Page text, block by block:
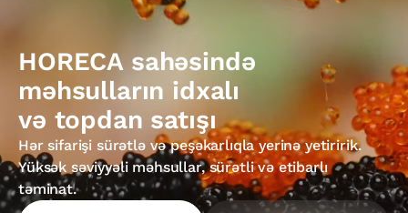
HORECA sahəsində
məhsulların idxalı
və topdan satışı
Hər sifarişi sürətlə və peşəkarlıqla yerinə yetiririk.
Yüksək səviyyəli məhsullar, sürətli və etibarlı
təminat.